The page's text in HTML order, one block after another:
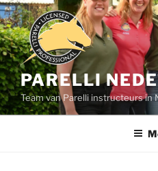
Ga
naar
de
inhoud
PARELLI
Team van Parelli instructeurs in